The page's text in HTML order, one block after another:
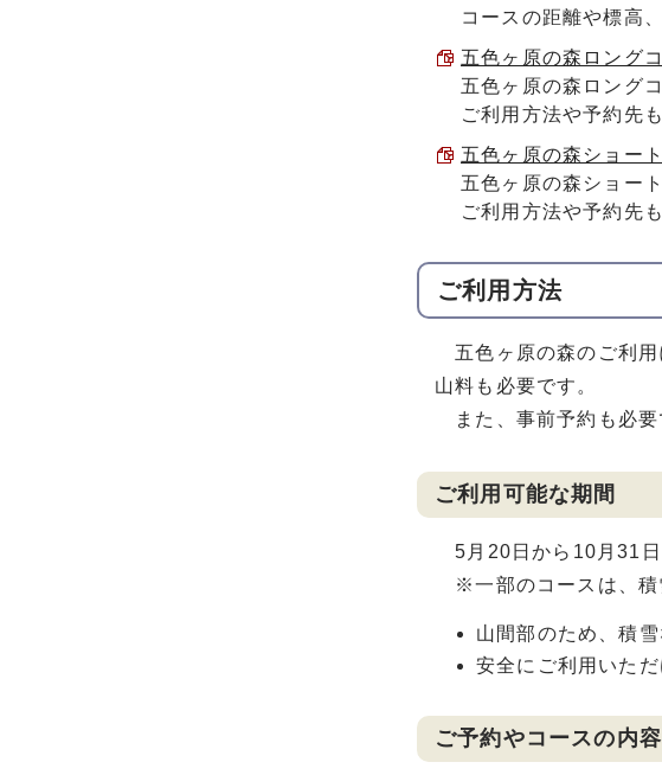
コースの距離や標高
五色ヶ原の森ロング
五色ヶ原の森ロング
ご利用方法や予約先
五色ヶ原の森ショー
五色ヶ原の森ショー
ご利用方法や予約先
ご利用方法
五色ヶ原の森のご利用
山料も必要です。
また、事前予約も必要
ご利用可能な期間
5月20日から10月31日
※一部のコースは、積
山間部のため、積
安全にご利用いた
ご予約やコースの内